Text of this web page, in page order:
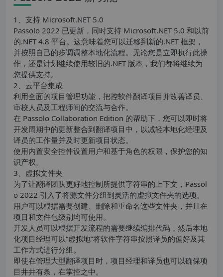
1、支持 Microsoft.NET 5.0
Passolo 2022 已更新，同时支持 Microsoft.NET 5.0 和以前
的.NET 4.8 平台。这意味着您可以迁移到新的.NET 框架，
并按照自己的步调调整本地化流程。无论您是立即执行此操
作，还是计划继续使用较旧的.NET 版本，我们都将继续为
您提供支持。
2、云平台集成
利用全面的项目管理功能，把控软件翻译项目并改善译员、
审校人员及工程师间的交流与合作。
在 Passolo Collaboration Edition 的帮助下，您可以即时将
开发周期中的更新整合到翻译项目中，以减轻本地化经理及
译员的工作量并及时更新项目状态。
使用内置安全控件设置用户和基于角色的权限，保护您的知
识产权。
3、虚拟文件夹
为了让翻译团队更好地控制所提供字符串的上下文，Passol
o 2022 引入了将源文件分组到灵活的虚拟文件夹的选项。
用户可以根据需要创建、删除和重命名这些文件夹，并且在
项目和文件包级别均可使用。
开发人员可以根据开发流程的需要继续编排代码，然后本地
化项目经理可以“虚拟地”将软件字符串按照译员的偏好及其
工作方式进行分组。
即使在管理大型翻译项目时，项目经理和译员也可以确保项
目井井有条，在掌控之中。